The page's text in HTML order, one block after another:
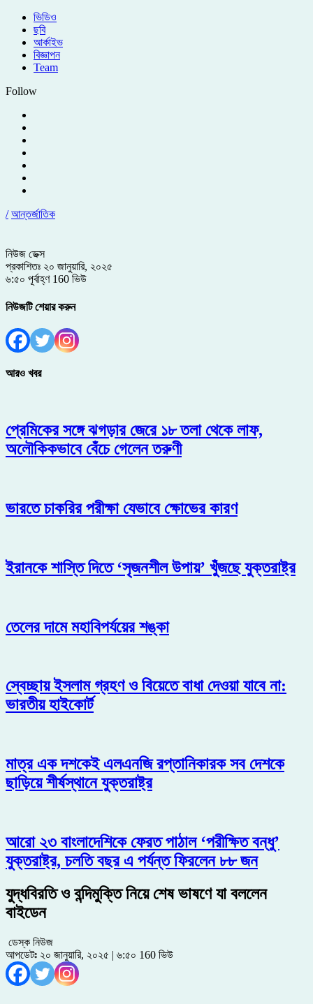
ভিডিও
ছবি
আর্কাইভ
বিজ্ঞাপন
Team
Follow
/ আন্তর্জাতিক
নিউজ ডেক্স
প্রকাশিতঃ ২০ জানুয়ারি, ২০২৫
৬:৫০ পূর্বাহ্ণ 160 ভিউ
নিউজটি শেয়ার করুন
আরও খবর
প্রেমিকের সঙ্গে ঝগড়ার জেরে ১৮ তলা থেকে লাফ,
অলৌকিকভাবে বেঁচে গেলেন তরুণী
ভারতে চাকরির পরীক্ষা যেভাবে ক্ষোভের কারণ
ইরানকে শাস্তি দিতে ‘সৃজনশীল উপায়’ খুঁজছে যুক্তরাষ্ট্র
তেলের দামে মহাবিপর্যয়ের শঙ্কা
স্বেচ্ছায় ইসলাম গ্রহণ ও বিয়েতে বাধা দেওয়া যাবে না:
ভারতীয় হাইকোর্ট
মাত্র এক দশকেই এলএনজি রপ্তানিকারক সব দেশকে
ছাড়িয়ে শীর্ষস্থানে যুক্তরাষ্ট্র
আরো ২৩ বাংলাদেশিকে ফেরত পাঠাল ‘পরীক্ষিত বন্ধু’
যুক্তরাষ্ট্র, চলতি বছর এ পর্যন্ত ফিরলেন ৮৮ জন
যুদ্ধবিরতি ও বন্দিমুক্তি নিয়ে শেষ ভাষণে যা বললেন
বাইডেন
ডেস্ক নিউজ
আপডেটঃ ২০ জানুয়ারি, ২০২৫ | ৬:৫০ 160 ভিউ